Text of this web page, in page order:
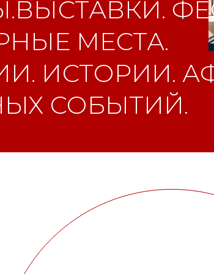
МЕСТА.
ИСТОРИИ.
СОБЫТИЙ.